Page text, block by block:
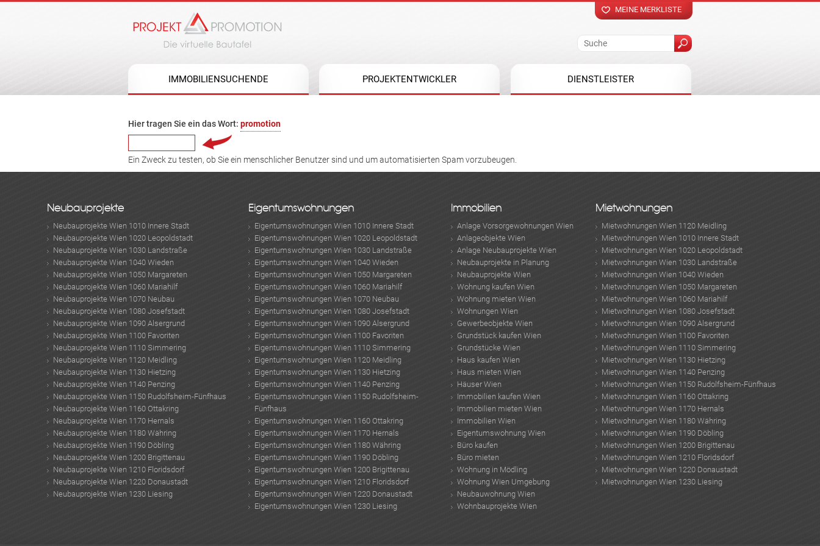
MEINE MERKLISTE
IMMOBILIENSUCHENDE PROJEKTENTWICKLER DIENSTLEISTER
Hier tragen Sie ein das Wort: promotion
Ein Zweck zu testen, ob Sie ein menschlicher Benutzer sind und um automatisierten Spam vorzubeugen.
Neubauprojekte
Neubauprojekte Wien 1010 Innere Stadt
Neubauprojekte Wien 1020 Leopoldstadt
Neubauprojekte Wien 1030 Landstraße
Neubauprojekte Wien 1040 Wieden
Neubauprojekte Wien 1050 Margareten
Neubauprojekte Wien 1060 Mariahilf
Neubauprojekte Wien 1070 Neubau
Neubauprojekte Wien 1080 Josefstadt
Neubauprojekte Wien 1090 Alsergrund
Neubauprojekte Wien 1100 Favoriten
Neubauprojekte Wien 1110 Simmering
Neubauprojekte Wien 1120 Meidling
Neubauprojekte Wien 1130 Hietzing
Neubauprojekte Wien 1140 Penzing
Neubauprojekte Wien 1150 Rudolfsheim-Fünfhaus
Neubauprojekte Wien 1160 Ottakring
Neubauprojekte Wien 1170 Hernals
Neubauprojekte Wien 1180 Währing
Neubauprojekte Wien 1190 Döbling
Neubauprojekte Wien 1200 Brigittenau
Neubauprojekte Wien 1210 Floridsdorf
Neubauprojekte Wien 1220 Donaustadt
Neubauprojekte Wien 1230 Liesing
Eigentumswohnungen
Eigentumswohnungen Wien 1010 Innere Stadt
Eigentumswohnungen Wien 1020 Leopoldstadt
Eigentumswohnungen Wien 1030 Landstraße
Eigentumswohnungen Wien 1040 Wieden
Eigentumswohnungen Wien 1050 Margareten
Eigentumswohnungen Wien 1060 Mariahilf
Eigentumswohnungen Wien 1070 Neubau
Eigentumswohnungen Wien 1080 Josefstadt
Eigentumswohnungen Wien 1090 Alsergrund
Eigentumswohnungen Wien 1100 Favoriten
Eigentumswohnungen Wien 1110 Simmering
Eigentumswohnungen Wien 1120 Meidling
Eigentumswohnungen Wien 1130 Hietzing
Eigentumswohnungen Wien 1140 Penzing
Eigentumswohnungen Wien 1150 Rudolfsheim-
Fünfhaus
Eigentumswohnungen Wien 1160 Ottakring
Eigentumswohnungen Wien 1170 Hernals
Eigentumswohnungen Wien 1180 Währing
Eigentumswohnungen Wien 1190 Döbling
Eigentumswohnungen Wien 1200 Brigittenau
Eigentumswohnungen Wien 1210 Floridsdorf
Eigentumswohnungen Wien 1220 Donaustadt
Eigentumswohnungen Wien 1230 Liesing
Immobilien
Anlage Vorsorgewohnungen Wien
Anlageobjekte Wien
Anlage Neubauprojekte Wien
Neubauprojekte in Planung
Neubauprojekte Wien
Wohnung kaufen Wien
Wohnung mieten Wien
Wohnungen Wien
Gewerbeobjekte Wien
Grundstück kaufen Wien
Grundstücke Wien
Haus kaufen Wien
Haus mieten Wien
Häuser Wien
Immobilien kaufen Wien
Immobilien mieten Wien
Immobilien Wien
Eigentumswohnung Wien
Büro kaufen
Büro mieten
Wohnung in Mödling
Wohnung Wien Umgebung
Neubauwohnung Wien
Wohnbauprojekte Wien
Mietwohnungen
Mietwohnungen Wien 1120 Meidling
Mietwohnungen Wien 1010 Innere Stadt
Mietwohnungen Wien 1020 Leopoldstadt
Mietwohnungen Wien 1030 Landstraße
Mietwohnungen Wien 1040 Wieden
Mietwohnungen Wien 1050 Margareten
Mietwohnungen Wien 1060 Mariahilf
Mietwohnungen Wien 1080 Josefstadt
Mietwohnungen Wien 1090 Alsergrund
Mietwohnungen Wien 1100 Favoriten
Mietwohnungen Wien 1110 Simmering
Mietwohnungen Wien 1130 Hietzing
Mietwohnungen Wien 1140 Penzing
Mietwohnungen Wien 1150 Rudolfsheim-Fünfhaus
Mietwohnungen Wien 1160 Ottakring
Mietwohnungen Wien 1170 Hernals
Mietwohnungen Wien 1180 Währing
Mietwohnungen Wien 1190 Döbling
Mietwohnungen Wien 1200 Brigittenau
Mietwohnungen Wien 1210 Floridsdorf
Mietwohnungen Wien 1220 Donaustadt
Mietwohnungen Wien 1230 Liesing